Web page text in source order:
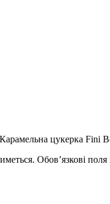
цукерка Fini
Обов’язкові